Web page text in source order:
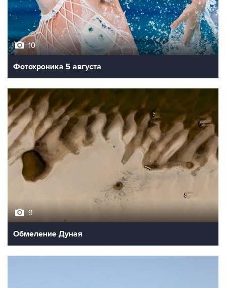
10
Фотохроника 5 августа
9
Обмеление Дуная